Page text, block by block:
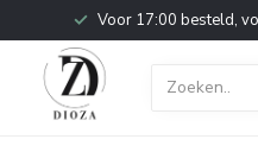
Voor 17:00 besteld,